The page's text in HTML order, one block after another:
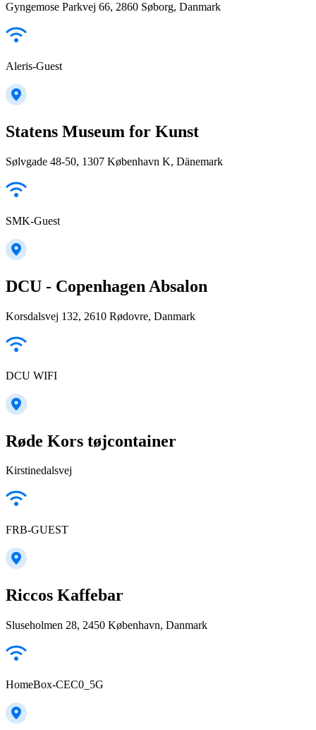
Gyngemose Parkvej 66, 2860 Søborg, Danmark
Aleris-Guest
Statens Museum for Kunst
Sølvgade 48-50, 1307 København K, Dänemark
SMK-Guest
DCU - Copenhagen Absalon
Korsdalsvej 132, 2610 Rødovre, Danmark
DCU WIFI
Røde Kors tøjcontainer
Kirstinedalsvej
FRB-GUEST
Riccos Kaffebar
Sluseholmen 28, 2450 København, Danmark
HomeBox-CEC0_5G